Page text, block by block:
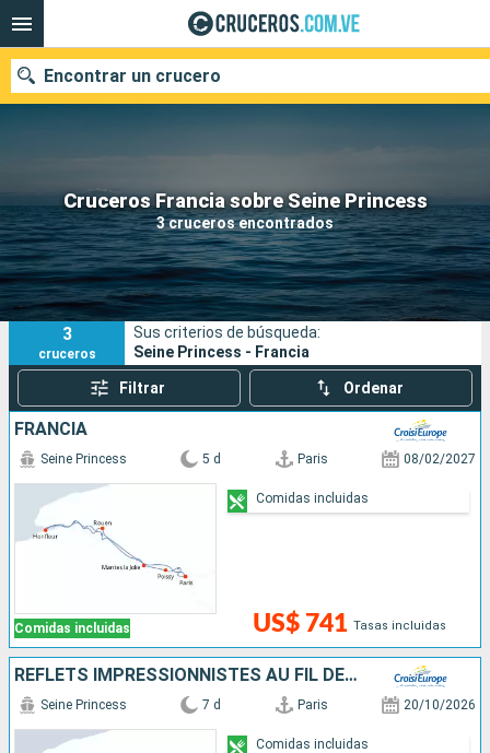
Cruceros Francia sobre Seine Princess
3 cruceros encontrados
Encontrar un crucero
Nuestros destinos
Fecha de salida
Puertos Compañías
Buscar
3
cruceros
Sus criterios de búsqueda:
Seine Princess - Francia
Filtrar Ordenar
FRANCIA
Comidas incluidas
Seine Princess 5 d Paris 08/02/2027
US$ 741 Tasas incluidas
Comidas incluidas
REFLETS IMPRESSIONNISTES AU FIL DE LA SEINE
Seine Princess 7 d Paris 20/10/2026
Comidas incluidas